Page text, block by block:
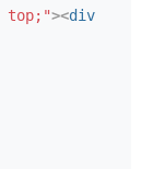
top;"><div